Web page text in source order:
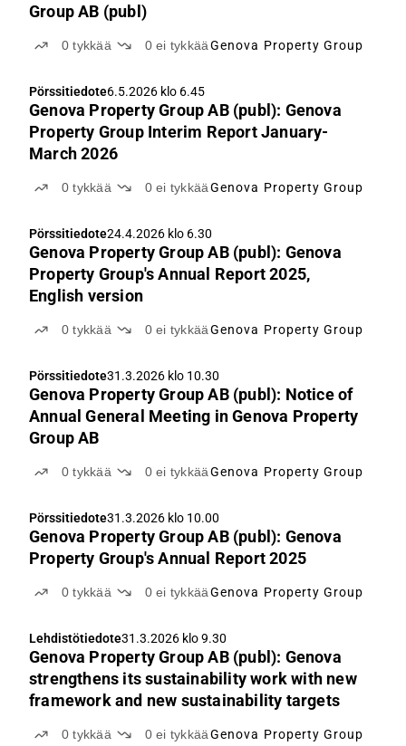
Group AB (publ)
0tykkää 0ei tykkääGenova Property Group
Pörssitiedote6.5.2026 klo 6.45
Genova Property Group AB (publ): Genova
Property Group Interim Report January-
March 2026
0tykkää 0ei tykkääGenova Property Group
Pörssitiedote24.4.2026 klo 6.30
Genova Property Group AB (publ): Genova
Property Group's Annual Report 2025,
English version
0tykkää 0ei tykkääGenova Property Group
Pörssitiedote31.3.2026 klo 10.30
Genova Property Group AB (publ): Notice of
Annual General Meeting in Genova Property
Group AB
0tykkää 0ei tykkääGenova Property Group
Pörssitiedote31.3.2026 klo 10.00
Genova Property Group AB (publ): Genova
Property Group's Annual Report 2025
0tykkää 0ei tykkääGenova Property Group
Lehdistötiedote31.3.2026 klo 9.30
Genova Property Group AB (publ): Genova
strengthens its sustainability work with new
framework and new sustainability targets
0tykkää 0ei tykkääGenova Property Group